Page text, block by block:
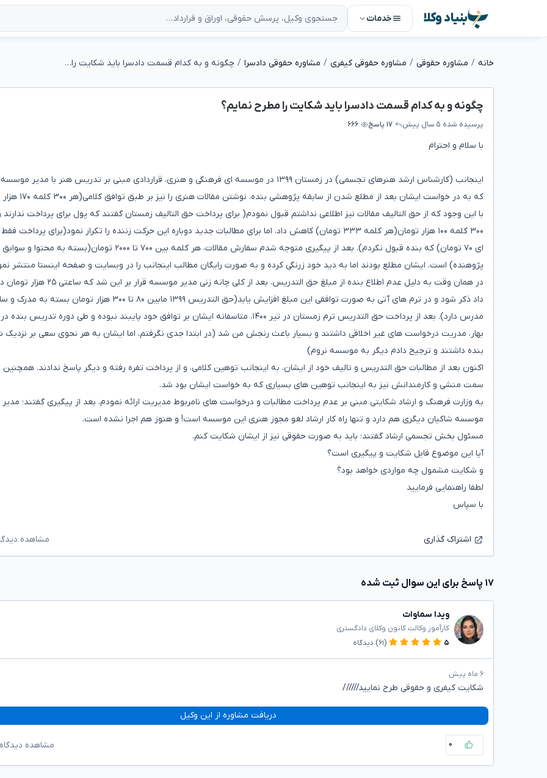
بنیاد وکلا خدمات
خانه مشاوره حقوقی مشاوره حقوقی کیفری مشاوره حقوقی دادسرا چگونه و به کدام قسمت دادسرا باید شکایت را مطرح نمایم؟
چگونه و به کدام قسمت دادسرا باید شکایت را مطرح نمایم؟
پرسیده شده ۵ سال پیش ۱۷ پاسخ ۶۶۶
با سلام و احترام
اینجانب (کارشناس ارشد هنرهای تجسمی) در زمستان ۱۳۹۹ در موسسه ای فرهنگی و هنری، قراردادی مبنی بر تدریس هنر با مدیر
که به در خواست ایشان بعد از مطلع شدن از سابقه
با این وجود که از حق التالیف مقالات نیز اطلاعی نداشتم قبول نمودم( برای پرداخت حق التالیف زمستان گفتند که پول برای پرداخت
۳۰۰ کلمه ۱۰۰ هزار تومان(هر کلمه ۳۳۳ تومان) کاهش داد، اما برای مطالبات جدید دوباره این حرکت زننده را تکرار نمود(برای پرداخت
ای ۷۰ تومان) که بنده قبول نکردم). بعد از پیگیری متوجه شدم سفارش مقالات، هر کلمه بین ۷۰۰ تا ۲۰۰۰ تومان(بسته به محتوا و سوابق
پژوهنده) است، ایشان مطلع بودند اما به دید خود زرنگی کرده و به صورت رایگان مطالب اینجانب را در وبسایت و صفحه اینستا منتشر
در همان وقت به دلیل عدم اطلاع بنده از مبلغ حق التدریس، بعد از کلی چانه زنی مدیر موسسه
داد ذکر شود و در ترم های آتی به صورت توافقی این مبلغ افزایش یابد(حق التدریس ۱۳۹۹ مابین ۸۰ تا ۳۰۰ هزار تومان بسته
مدرس دارد). بعد از پرداخت حق التدریس ترم زمستان در تیر ۱۴۰۰، متاسفانه ایشان بر توافق خود پایبند نبوده و طی دوره تدریس
بهار، مدریت درخواست های غیر اخلاقی داشتند و بسیار باعث رنجش من شد (در ابتدا جدی نگرفتم، اما ایشان به هر نحوی سعی بر
بنده داشتند و ترجیح دادم دیگر به موسسه نروم)
اکنون بعد از مطالبات حق التدریس و تالیف خود از ایشان، به اینجانب توهین کلامی، و از پرداخت تفره رفته و دیگر پاسخ ندادند. همچنین
سمت منشی و کارمندانش نیز به اینجانب توهین های بسیاری که به خواست ایشان بود شد.
به وزارت فرهنگ و ارشاد شکایتی مبنی بر عدم پرداخت مطالبات و درخواست های نامربوط مدیریت ارائه نمودم، بعد از پیگیری گفتند؛ مدیر
موسسه شاکیان دیگری هم دارد و تنها راه کار ارشاد لغو مجوز هنری این موسسه است! و هنوز هم اجرا نشده است.
مسئول بخش تجسمی ارشاد گفتند؛ باید به صورت حقوقی نیز از ایشان شکایت کنم.
آیا این موضوع قابل شکایت و پیگیری است؟
و شکایت مشمول چه مواردی خواهد بود؟
لطفا راهنمایی فرمایید
با سپاس
اشتراک گذاری مشاهده
۱۷ پاسخ برای این سوال ثبت شده
ویدا سماوات
کارآموز وکالت کانون وکلای دادگستری
۵
(۶۱) دیدگاه
۶ ماه پیش
شکایت کیفری و حقوقی طرح نمایید//////
دریافت مشاوره از این وکیل
۰ مشاهده